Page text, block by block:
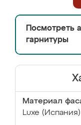
Посмотреть
гарнитуры
Материал
Luxe (Испания)